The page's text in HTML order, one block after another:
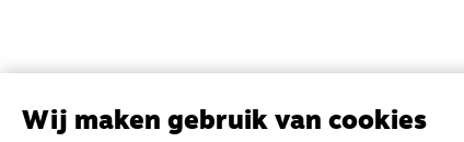
Wij maken gebruik van cookies